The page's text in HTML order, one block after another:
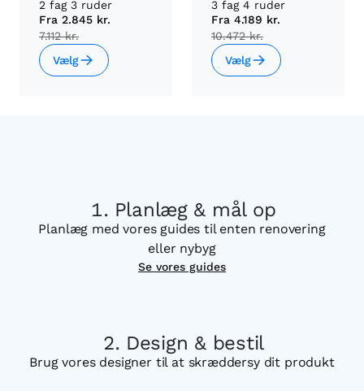
2 fag 3 ruder
Fra 2.845 kr.
7.112 kr.
Vælg
3 fag 4 ruder
Fra 4.189 kr.
10.472 kr.
Vælg
Planlæg & mål op
Planlæg med vores guides til enten renovering
eller nybyg
Se vores guides
Design & bestil
Brug vores designer til at skræddersy dit produkt